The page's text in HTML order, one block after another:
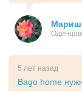
5 лет назад
Bago home